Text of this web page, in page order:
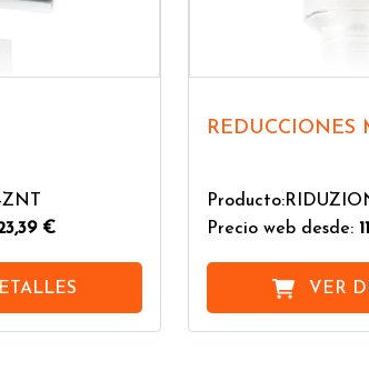
ZNT
€
REDUCCIONES
Precio web desde:
VER